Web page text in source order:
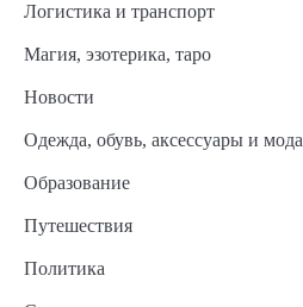
Логистика и транспорт
Магия, эзотерика, таро
Новости
Одежда, обувь, аксессуары и мода
Образование
Путешествия
Политика